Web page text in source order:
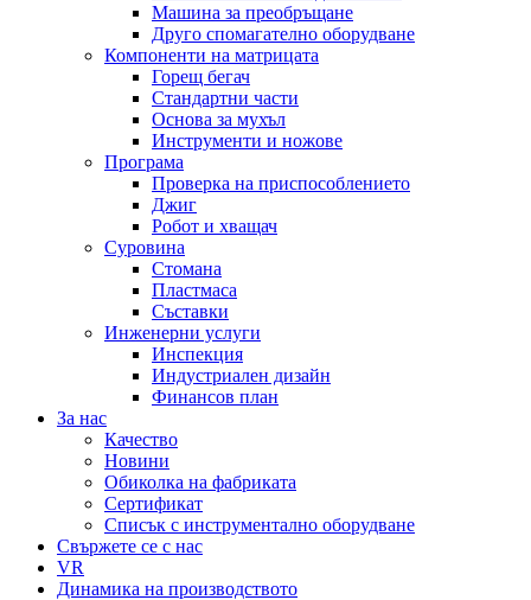
Машина за преобръщане
Друго спомагателно оборудване
Компоненти на матрицата
Горещ бегач
Стандартни части
Основа за мухъл
Инструменти и ножове
Програма
Проверка на приспособлението
Джиг
Робот и хващач
Суровина
Стомана
Пластмаса
Съставки
Инженерни услуги
Инспекция
Индустриален дизайн
Финансов план
За нас
Качество
Новини
Обиколка на фабриката
Сертификат
Списък с инструментално оборудване
Свържете се с нас
VR
Динамика на производството